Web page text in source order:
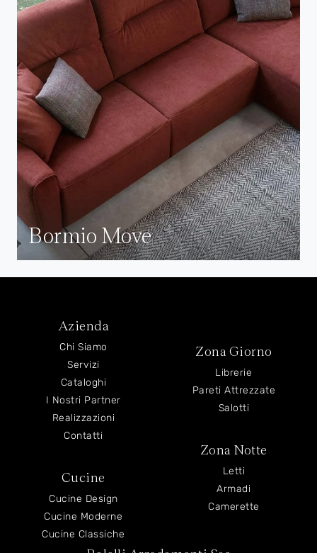
Bormio Move
Azienda
Chi Siamo
Servizi
Cataloghi
I Nostri Partner
Realizzazioni
Contatti
Cucine
Cucine Design
Cucine Moderne
Cucine Classiche
Zona Giorno
Librerie
Pareti Attrezzate
Salotti
Zona Notte
Letti
Armadi
Camerette